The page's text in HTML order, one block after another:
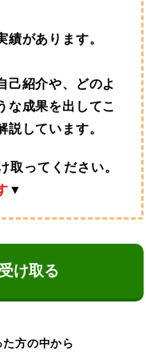
があります。
己紹介や、どのよ
な成果を出してこ
しています。
取ってください。
▼
け取る
方の中から